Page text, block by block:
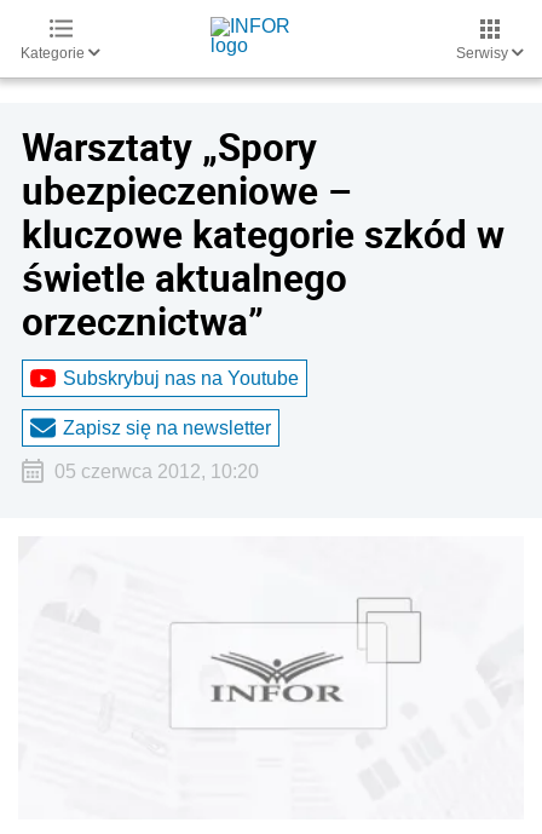
Kategorie Serwisy
Warsztaty „Spory
ubezpieczeniowe –
kluczowe kategorie szkód w
świetle aktualnego
orzecznictwa”
Subskrybuj nas na Youtube
Zapisz się na newsletter
05 czerwca 2012, 10:20